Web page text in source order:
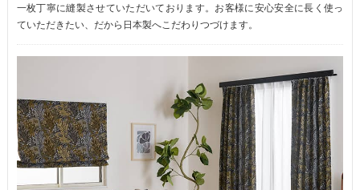
一枚丁寧に縫製させていただいております。お客様に安心安全に長く使っ
ていただきたい、だから日本製へこだわりつづけます。